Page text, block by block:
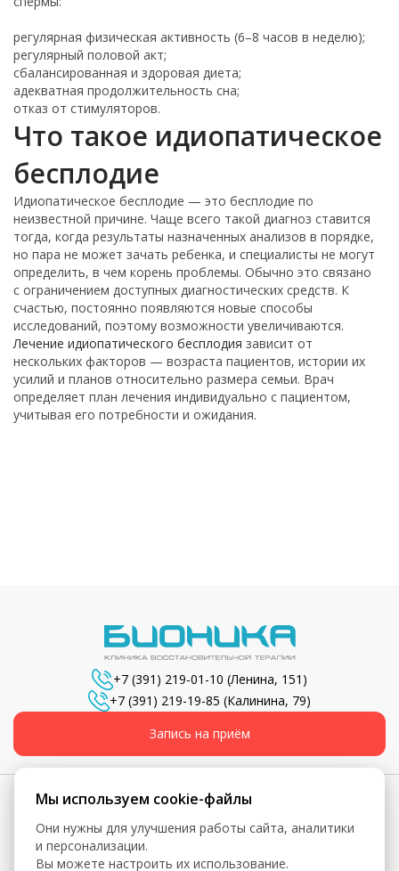
регулярная физическая активность (6–8 часов в неделю);
регулярный половой акт;
сбалансированная и здоровая диета;
адекватная продолжительность сна;
отказ от стимуляторов.
Что такое идиопатическое
бесплодие
Идиопатическое бесплодие — это бесплодие по
неизвестной причине. Чаще всего такой диагноз ставится
тогда, когда результаты назначенных анализов в порядке,
но пара не может зачать ребенка, и специалисты не могут
определить, в чем корень проблемы. Обычно это связано
с ограничением доступных диагностических средств. К
счастью, постоянно появляются новые способы
исследований, поэтому возможности увеличиваются.
Лечение идиопатического бесплодия зависит от
нескольких факторов — возраста пациентов, истории их
усилий и планов относительно размера семьи. Врач
определяет план лечения индивидуально с пациентом,
учитывая его потребности и ожидания.
+7 (391) 219-01-10 (Ленина, 151)
+7 (391) 219-19-85 (Калинина, 79)
Запись на приём
© 2026, Бионика - Сеть медицинских центров
Вся информация, включая цены, представлена для
Мы используем cookie-файлы
Они нужны для улучшения работы сайта, аналитики
и персонализации.
Вы можете настроить их использование.